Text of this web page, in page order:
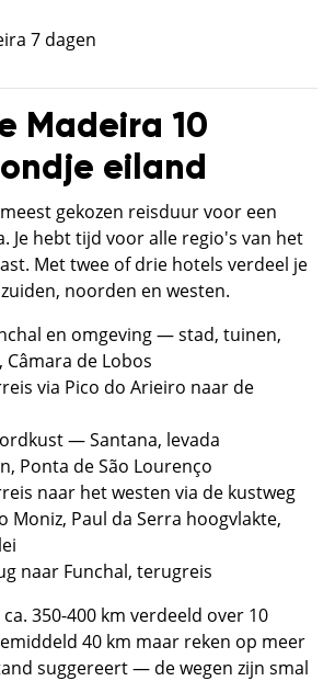
Madeira 10
eiland
gekozen reisduur voor een
Je hebt tijd voor alle regio's van het
Met twee of drie hotels verdeel je
noorden en westen.
en omgeving — stad, tuinen,
Câmara de Lobos
via Pico do Arieiro naar de
— Santana, levada
Ponta de São Lourenço
naar het westen via de kustweg
Moniz, Paul da Serra hoogvlakte,
naar Funchal, terugreis
350-400 km verdeeld over 10
40 km maar reken op meer
suggereert — de wegen zijn smal